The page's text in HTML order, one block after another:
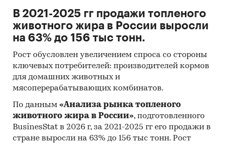
В 2021-2025 гг продажи топленого
животного жира в России выросли
на 63% до 156 тыс тонн.
Рост обусловлен увеличением спроса со стороны
ключевых потребителей: производителей кормов
для домашних животных и
мясоперерабатывающих комбинатов.
По данным «Анализа рынка топленого
животного жира в России», подготовленного
BusinesStat в 2026 г, за 2021-2025 гг его продажи в
стране выросли на 63% до 156 тыс тонн. Рост